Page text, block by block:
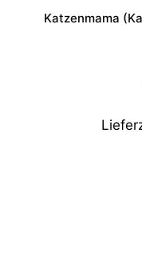
Katzenmama